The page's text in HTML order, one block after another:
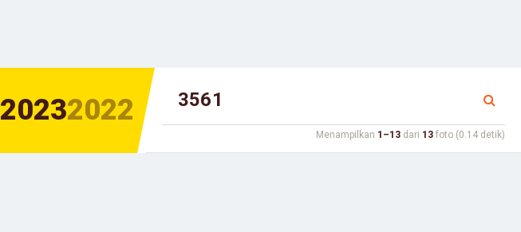
20232022
Menampilkan 1–13 dari 13 foto (0.14 detik)